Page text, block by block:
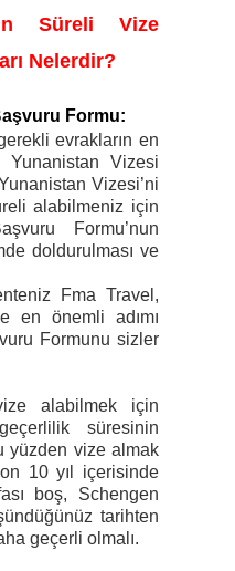
Süreli Vize
Nelerdir?
Formu:
evrakların en
Vizesi
Vizesi’ni
alabilmeniz için
Formu’nun
doldurulması ve
Fma Travel,
en önemli adımı
Formunu sizler
alabilmek için
süresinin
yüzden vize almak
10 yıl içerisinde
boş, Schengen
tarihten
geçerli olmalı.